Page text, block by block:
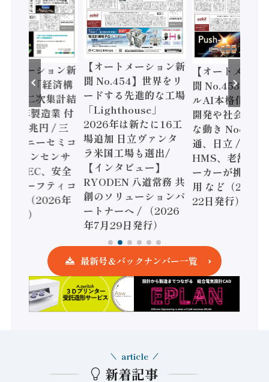
【オートメーション新
聞 No.454】世界をリ
ードする先進的な工場
「Lighthouse」
2026年は新たに16工
場追加 日立ヴァンタ
ラ米国工場も選出/
【インタビュー】
RYODEN 八道常務 共
創のソリューションパ
ートナーへ / （2026
年7月29日発行）
【オートメーション新
聞 No.453】フィジカ
ルAI本格化へ 国産AI
開発や社会実装に活発
な動き Noetra、富士
通、日立 / 兵神装備 ×
HMS、老舗ポンプメ
ーカーが挑むデータ活
用 など（2026年7月
22日発行）
最新号＆バックナンバー一覧
新着記事
article